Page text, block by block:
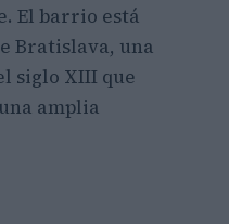
El barrio está
Bratislava, una
siglo XIII que
amplia